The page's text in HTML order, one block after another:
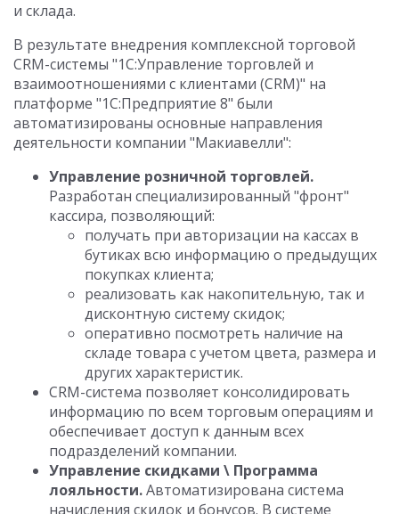
и склада.
В результате внедрения комплексной торговой
CRM-системы "1С:Управление торговлей и
взаимоотношениями с клиентами (CRM)" на
платформе "1С:Предприятие 8" были
автоматизированы основные направления
деятельности компании "Макиавелли":
Управление розничной торговлей.
Разработан специализированный "фронт"
кассира, позволяющий:
получать при авторизации на кассах в
бутиках всю информацию о предыдущих
покупках клиента;
реализовать как накопительную, так и
дисконтную систему скидок;
оперативно посмотреть наличие на
складе товара с учетом цвета, размера и
других характеристик.
CRM-система позволяет консолидировать
информацию по всем торговым операциям и
обеспечивает доступ к данным всех
подразделений компании.
Управление скидками \ Программа
лояльности.Автоматизирована система
начисления скидок и бонусов. В системе